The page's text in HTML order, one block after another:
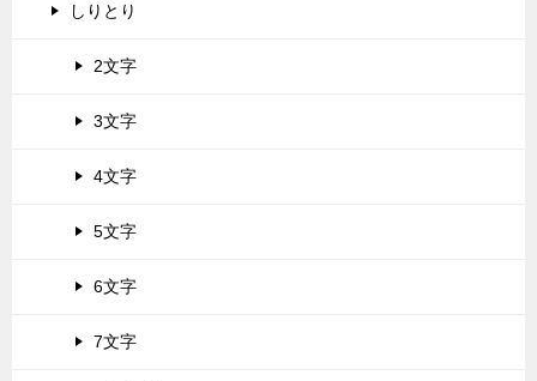
しりとり
2文字
3文字
4文字
5文字
6文字
7文字